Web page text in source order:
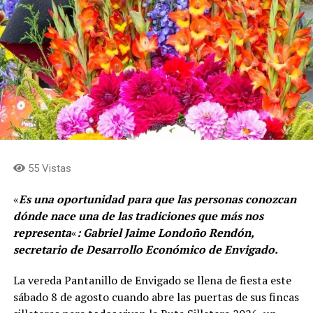
55 Vistas
«Es una oportunidad para que las personas conozcan
dónde nace una de las tradiciones que más nos
representa«: Gabriel Jaime Londoño Rendón,
secretario de Desarrollo Económico de Envigado.
La vereda Pantanillo de Envigado se llena de fiesta este
sábado 8 de agosto cuando abre las puertas de sus fincas